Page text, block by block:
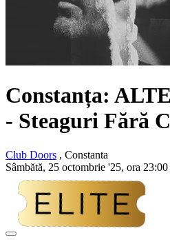
Constanța:
- Steaguri Fără
Club Doors , Constanta
Sâmbătă, 25 octombrie '25, ora
Adaugă